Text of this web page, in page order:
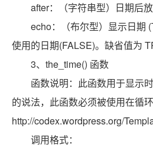
after：（字符串型）日期后
echo：（布尔型）显示日期
使用的日期(FALSE)。缺省值为
3、the_time() 函数
函数说明：此函数用于显示
的说法，此函数必须被使用在循
http://codex.wordpress.org/
调用格式：